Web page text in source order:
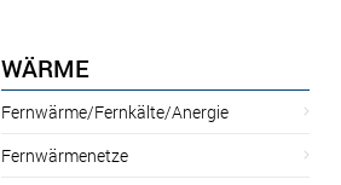
WÄRME
Fernwärme/Fernkälte/Anergie
Fernwärmenetze